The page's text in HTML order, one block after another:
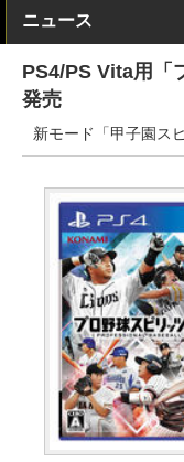
ニュース
PS4/PS Vita用「
発売
新モード「甲子園ス